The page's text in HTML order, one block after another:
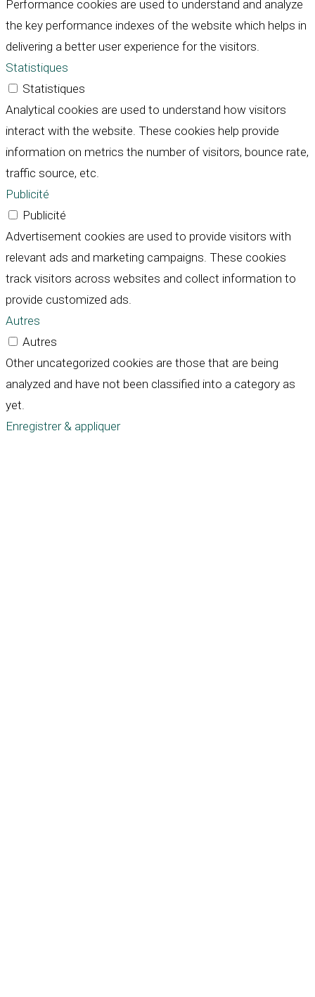
Performance cookies are used to understand and analyze
the key performance indexes of the website which helps in
delivering a better user experience for the visitors.
Statistiques
Statistiques
Analytical cookies are used to understand how visitors
interact with the website. These cookies help provide
information on metrics the number of visitors, bounce rate,
traffic source, etc.
Publicité
Publicité
Advertisement cookies are used to provide visitors with
relevant ads and marketing campaigns. These cookies
track visitors across websites and collect information to
provide customized ads.
Autres
Autres
Other uncategorized cookies are those that are being
analyzed and have not been classified into a category as
yet.
Enregistrer & appliquer